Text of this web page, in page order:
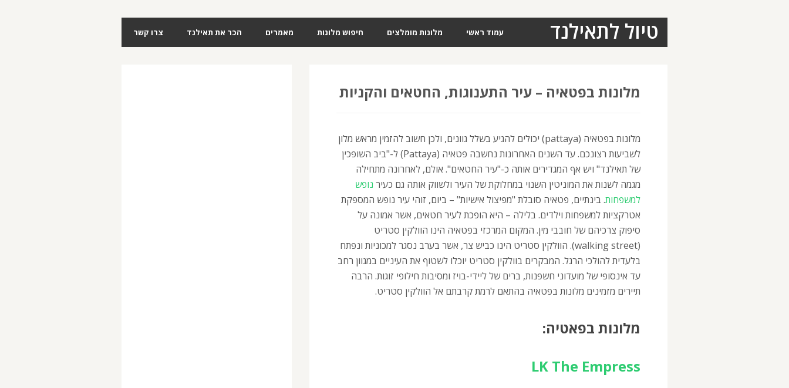
טיול לתאילנד עמוד ראשי מלונות מומלצים חיפוש מלונות מאמרים הכר את תאילנד צרו קשר
מלונות בפטאיה – עיר התענוגות, החטאים והקניות
מלונות בפטאיה (pattaya) יכולים להגיע בשלל גוונים, ולכן חשוב להזמין מראש מלון
לשביעות רצונכם. עד השנים האחרונות נחשבה פטאיה (Pattaya) ל-"ביב השופכין
של תאילנד" ויש אף המגדירים אותה כ-"עיר החטאים". אולם, לאחרונה מתחילה
מגמה לשנות את המוניטין השנוי במחלוקת של העיר ולשווק אותה גם כעיר נופש
למשפחות. בינתיים, פטאיה סובלת "מפיצול אישיות" – ביום, זוהי עיר נופש המספקת
אטרקציות למשפחות וילדים. בלילה – היא הופכת לעיר חטאים, אשר אמונה על
סיפוק צרכיהם של חובבי מין. המקום המרכזי בפטאיה הינו הוולקין סטריט
(walking street). הוולקין סטריט הינו כביש צר, אשר בערב נסגר למכוניות ונפתח
בלעדית להולכי הרגל. המבקרים בוולקין סטריט יוכלו לשטוף את העיניים במגוון רחב
עד אינסופי של מועדוני חשפנות, ברים של ליידי-בויז ומסיבות חילופי זוגות. הרבה
תיירים מזמינים מלונות בפטאיה בהתאם לרמת קרבתם אל הוולקין סטריט.
מלונות בפאטיה:
LK The Empress